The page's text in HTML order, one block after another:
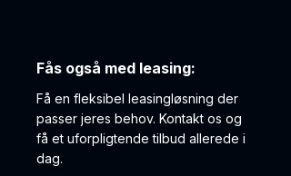
Fås også med leasing:
Få en fleksibel leasingløsning der
passer jeres behov. Kontakt os og
få et uforpligtende tilbud allerede i
dag.